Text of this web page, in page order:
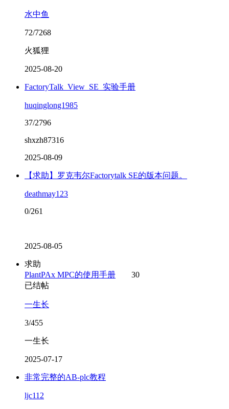
水中鱼
72/7268
火狐狸
2025-08-20
FactoryTalk_View_SE_实验手册
huqinglong1985
37/2796
shxzh87316
2025-08-09
【求助】罗克韦尔Factorytalk SE的版本问题。
deathmay123
0/261
2025-08-05
求助
PlantPAx MPC的使用手册
30
已结帖
一生长
3/455
一生长
2025-07-17
非常完整的AB-plc教程
ljc112